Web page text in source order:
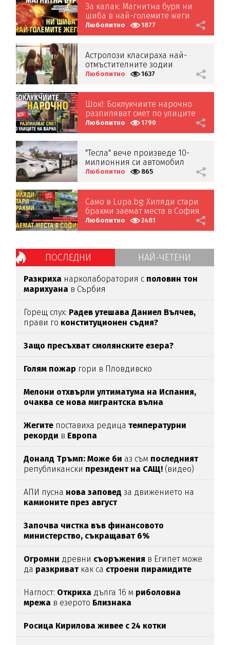
За капак: Магнитна буря ни
шиба в най-големите жеги
Любопитно 1877
Астролози класираха най-
отмъстителните зодии
Любопитно 1637
Шок!: Боклукчиите нарочно
разпиляват смет по улиците
на Варна (СНИМКИ И ВИДЕО)
Любопитно 1790
"Тесла" вече произведе 10-
милионния си автомобил
Любопитно 865
Само в Lupa.bg: Хиляди стари
бракми заемат места в София
Любопитно 2481
ПОСЛЕДНИ НАЙ-ЧЕТЕНИ
Разкриха нарколаборатория с половин тон
марихуана в Сърбия
Горещ слух: Радев утешава Даниел Вълчев,
прави го конституционен съдия?
Защо пресъхват смолянските езера?
Голям пожар гори в Пловдивско
Мелони отхвърли ултиматума на Испания,
очаква се нова мигрантска вълна
Жегите поставиха редицатемпературни
рекорди в Европа
Доналд Тръмп: Може би аз съм последният
републикански президент на САЩ! (видео)
АПИ пусна нова заповед за движението на
камионите през август
Започва чистка във финансовото
министерство, съкращават 6%
Огромни древни съоръжения в Египет може
да разкриваткак са строени пирамидите
Наглост: Откриха дълга 16 м риболовна
мрежа в езерото Близнака
Росица Кирилова живее с 24 котки